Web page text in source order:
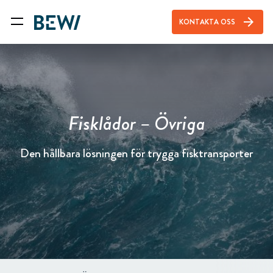
KONTAKTA OSS arrow_forward
Fisklådor – Övriga
Den hållbara lösningen för trygga fisktransporter